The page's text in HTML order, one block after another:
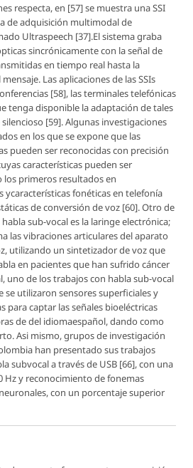
respecta, en [57] se muestra una SSI
de adquisición multimodal de
Ultraspeech [37].El sistema graba
sincrónicamente con la señal de
en tiempo real hasta la
Las aplicaciones de las SSIs
[58], las terminales telefónicas
tenga disponible la adaptación de tales
[59]. Algunas investigaciones
en los que se expone que las
pueden ser reconocidas con precisión
características pueden ser
primeros resultados en
ycaracterísticas fonéticas en telefonía
de conversión de voz [60]. Otro de
sub-vocal es la laringe electrónica;
las vibraciones articulares del aparato
utilizando un sintetizador de voz que
en pacientes que han sufrido cáncer
uno de los trabajos con habla sub-vocal
se utilizaron sensores superficiales y
para captar las señales bioeléctricas
de del idiomaespañol, dando como
Asi mismo, grupos de investigación
han presentado sus trabajos
subvocal a través de USB [66], con una
Hz y reconocimiento de fonemas
con un porcentaje superior